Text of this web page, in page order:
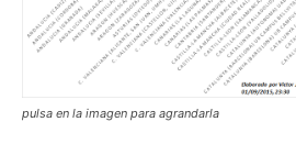
pulsa en la imagen para agrandarla